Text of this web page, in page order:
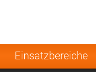
Einsatzbereiche
Norway